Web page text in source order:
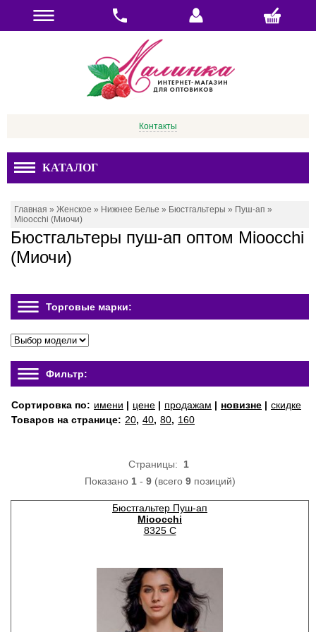
Контакты
КАТАЛОГ
Главная » Женское » Нижнее Белье » Бюстгальтеры » Пуш-ап »
Mioocchi (Миочи)
Бюстгальтеры пуш-ап оптом Mioocchi
(Миочи)
Торговые марки:
Фильтр:
Сортировка по: имени | цене | продажам | новизне | скидке
Товаров на странице: 20, 40, 80, 160
Страницы: 1
Показано 1- 9(всего 9позиций)
Бюстгальтер Пуш-ап
Mioocchi
8325 C